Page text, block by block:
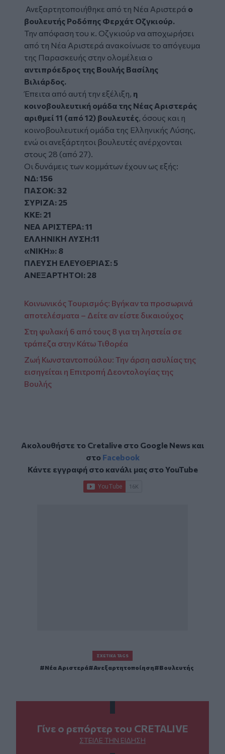
Ανεξαρτητοποιήθηκε από τη Νέα Αριστερά ο
βουλευτής Ροδόπης Φερχάτ Οζγκιούρ.
Την απόφαση του κ. Οζγκιούρ να αποχωρήσει
από τη Νέα Αριστερά ανακοίνωσε το απόγευμα
της Παρασκευής στην ολομέλεια ο
αντιπρόεδρος της Βουλής Βασίλης
Βιλιάρδος.
Έπειτα από αυτή την εξέλιξη, η
κοινοβουλευτική ομάδα της Νέας Αριστεράς
αριθμεί 11 (από 12) βουλευτές, όσους και η
κοινοβουλευτική ομάδα της Ελληνικής Λύσης,
ενώ οι ανεξάρτητοι βουλευτές ανέρχονται
στους 28 (από 27).
Οι δυνάμεις των κομμάτων έχουν ως εξής:
ΝΔ: 156
ΠΑΣΟΚ: 32
ΣΥΡΙΖΑ: 25
ΚΚΕ: 21
ΝΕΑ ΑΡΙΣΤΕΡΑ: 11
ΕΛΛΗΝΙΚΗ ΛΥΣΗ:11
«ΝΙΚΗ»: 8
ΠΛΕΥΣΗ ΕΛΕΥΘΕΡΙΑΣ: 5
ΑΝΕΞΑΡΤΗΤΟΙ: 28
Κοινωνικός Τουρισμός: Βγήκαν τα προσωρινά
αποτελέσματα – Δείτε αν είστε δικαιούχος
Στη φυλακή 6 από τους 8 για τη ληστεία σε
τράπεζα στην Κάτω Τιθορέα
Ζωή Κωνσταντοπούλου: Την άρση ασυλίας της
εισηγείται η Επιτροπή Δεοντολογίας της
Βουλής
Ακολουθήστε το Cretalive στο Google Newsκαι
στο Facebook
Κάντε εγγραφή στο κανάλι μας στοYouTube
ΣΧΕΤΙΚΆ TAGS
Νέα Αριστερά Ανεξαρτητοποίηση Βουλευτής
Γίνε ο ρεπόρτερ του CRETALIVE
ΣΤΕΊΛΕ ΤΗΝ ΕΊΔΗΣΗ